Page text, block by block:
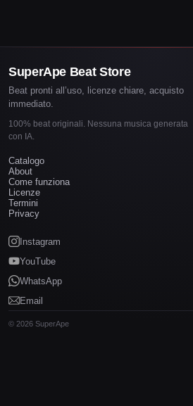
SuperApe Beat Store
Beat pronti all’uso, licenze chiare, acquisto
immediato.
100% beat originali. Nessuna musica generata
con IA.
Catalogo
About
Come funziona
Licenze
Termini
Privacy
Instagram
YouTube
WhatsApp
Email
© 2026 SuperApe